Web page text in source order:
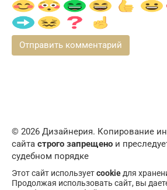
© 2026 Дизайнерия. Копирование
сайта строго запрещено и
судебном порядке
Этот сайт используетcookie для
Продолжая использовать сайт, вы